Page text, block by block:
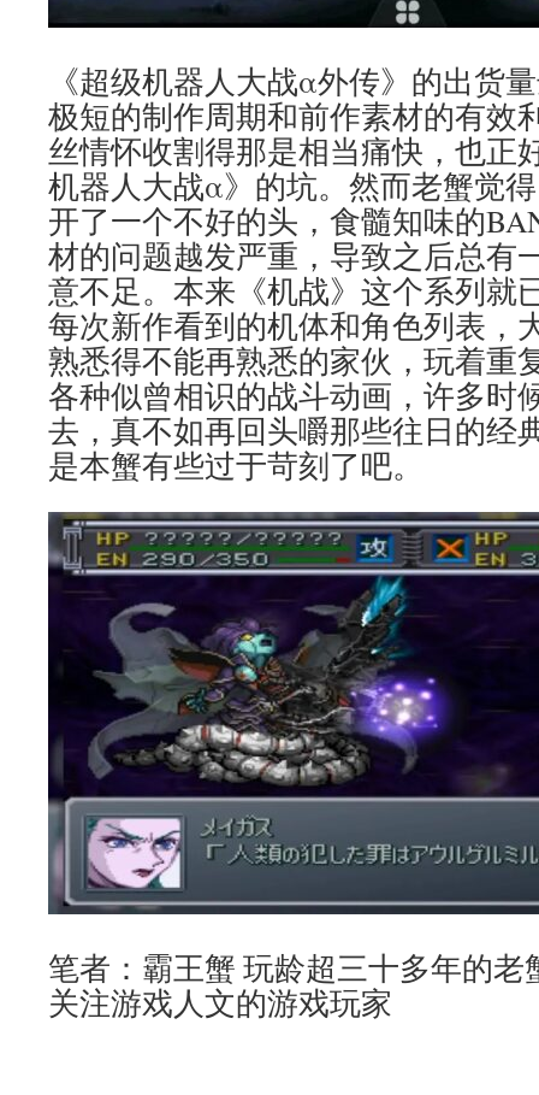
《超级机器人大战α外传》的出货
极短的制作周期和前作素材的有效
丝情怀收割得那是相当痛快，也正
机器人大战α》的坑。然而老蟹觉
开了一个不好的头，食髓知味的
材的问题越发严重，导致之后总有
意不足。本来《机战》这个系列就
每次新作看到的机体和角色列表，
熟悉得不能再熟悉的家伙，玩着重
各种似曾相识的战斗动画，许多时
去，真不如再回头嚼那些往日的
是本蟹有些过于苛刻了吧。
笔者：霸王蟹 玩龄超三十多年的
关注游戏人文的游戏玩家